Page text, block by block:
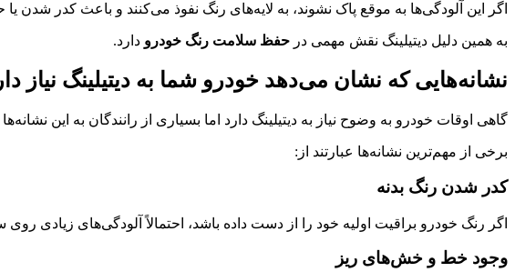
اگر این آلودگی‌ها به موقع پاک نشوند، به لایه‌های رنگ نفوذ می‌کنند و باعث کدر شدن
به همین دلیل دیتیلینگ نقش مهمی در حفظ سلامت رنگ خودرو دارد.
نشانه‌هایی که نشان می‌دهد خودرو شما به دیتیلینگ نیاز
گاهی اوقات خودرو به وضوح نیاز به دیتیلینگ دارد اما بسیاری از رانندگان به این
برخی از مهم‌ترین نشانه‌ها عبارتند از:
کدر شدن رنگ بدنه
اگر رنگ خودرو براقیت اولیه خود را از دست داده باشد، احتمالاً آلودگی‌های زیادی
وجود خط و خش‌های ریز